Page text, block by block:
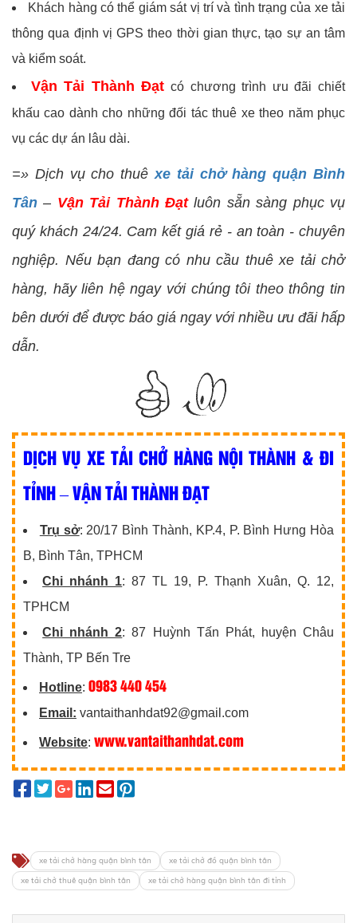
Khách hàng có thể giám sát vị trí và tình trạng của xe tải
thông qua định vị GPS theo thời gian thực, tạo sự an tâm
và kiểm soát.
Vận Tải Thành Đạt có chương trình ưu đãi chiết
khấu cao dành cho những đối tác thuê xe theo năm phục
vụ các dự án lâu dài.
=» Dịch vụ cho thuêxe tải chở hàng quận Bình
Tân – Vận Tải Thành Đạtluôn sẵn sàng phục vụ
quý khách 24/24. Cam kết giá rẻ - an toàn - chuyên
nghiệp. Nếu bạn đang có nhu cầu thuê xe tải chở
hàng, hãy liên hệ ngay với chúng tôi theo thông tin
bên dưới để được báo giá ngay với nhiều ưu đãi hấp
dẫn.
DỊCH VỤ XE TẢI CHỞ HÀNG NỘI THÀNH & ĐI
TỈNH – VẬN TẢI THÀNH ĐẠT
Trụ sở: 20/17 Bình Thành, KP.4, P. Bình Hưng Hòa
B, Bình Tân, TPHCM
Chi nhánh 1: 87 TL 19, P. Thạnh Xuân, Q. 12,
TPHCM
Chi nhánh 2: 87 Huỳnh Tấn Phát, huyện Châu
Thành, TP Bến Tre
Hotline: 0983 440 454
Email: vantaithanhdat92@gmail.com
Website: www.vantaithanhdat.com
xe tải chở hàng quận bình tân
xe tải chở đồ quận bình tân
xe tải chở thuê quận bình tân
xe tải chở hàng quận bình tân đi tỉnh